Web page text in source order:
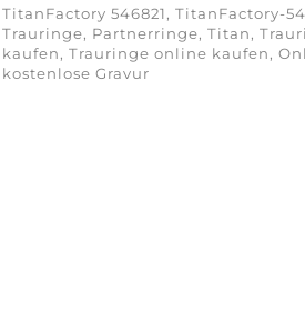
TitanFactory 546821, TitanFactory-
Trauringe, Partnerringe, Titan,
kaufen, Trauringe online kaufen,
kostenlose Gravur